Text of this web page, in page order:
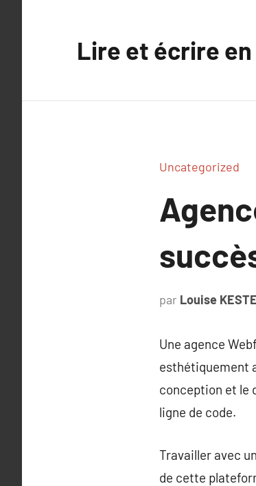
Lire et écrire
Uncategorized
par Louise
Une agence
esthétiquement
conception et le
ligne de code.
Travailler avec
de cette